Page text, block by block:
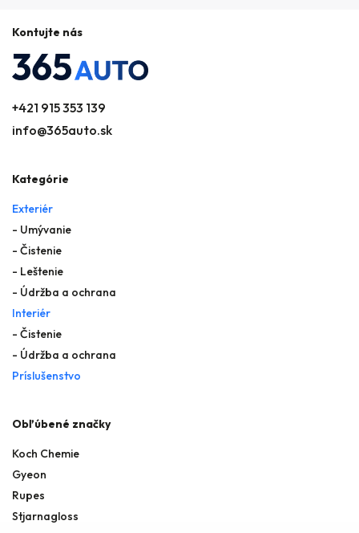
Kontujte nás
+421 915 353 139
info@365auto.sk
Kategórie
Exteriér
- Umývanie
- Čistenie
- Leštenie
- Údržba a ochrana
Interiér
- Čistenie
- Údržba a ochrana
Príslušenstvo
Obľúbené značky
Koch Chemie
Gyeon
Rupes
Stjarnagloss